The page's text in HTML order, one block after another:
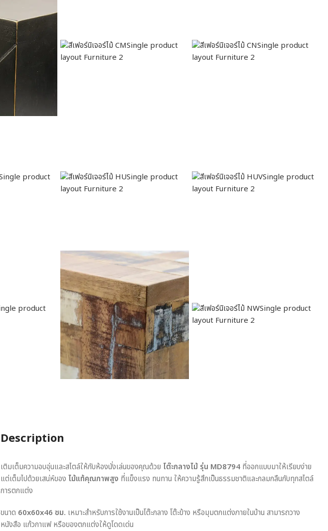
Description
เติมเต็มความอบอุ่นและสไตล์ให้กับห้องนั่งเล่นของคุณด้วย โต๊ะกลางไม้ รุ่น MD8794 ที่ออกแบบมาให้เรียบง่าย
แต่เต็มไปด้วยเสน่ห์ของ ไม้แท้คุณภาพสูง ที่แข็งแรง ทนทาน ให้ความรู้สึกเป็นธรรมชาติและกลมกลืนกับทุกสไตล์
การตกแต่ง
ขนาด 60x60x46 ซม. เหมาะสำหรับการใช้งานเป็นโต๊ะกลาง โต๊ะข้าง หรือมุมตกแต่งภายในบ้าน สามารถวาง
หนังสือ แก้วกาแฟ หรือของตกแต่งให้ดูโดดเด่น